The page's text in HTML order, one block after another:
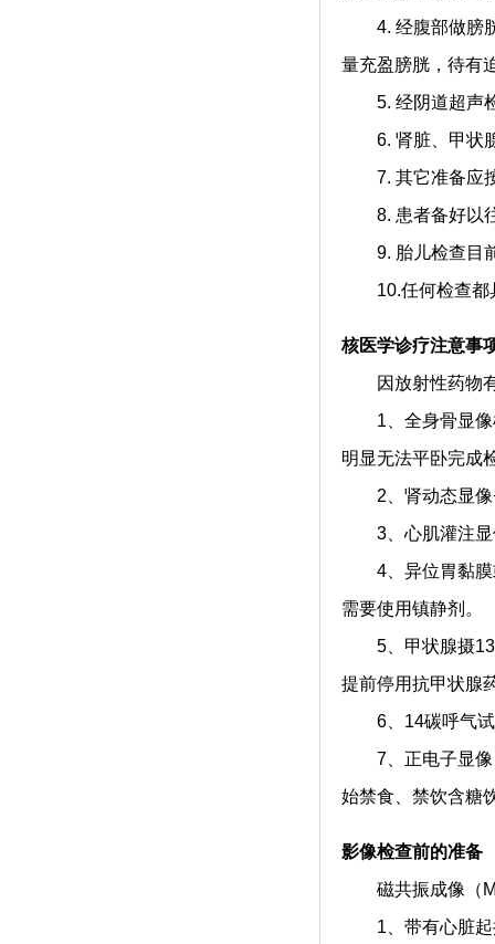
4. 经腹部做膀胱
量充盈膀胱，待有
5. 经阴道超声检
6. 肾脏、甲状腺
7. 其它准备应按
8. 患者备好以往
9. 胎儿检查目前
10.任何检查都具
核医学诊疗注意事
因放射性药物有
1、全身骨显像检
明显无法平卧完成
2、肾动态显像+
3、心肌灌注显像
4、异位胃黏膜或
需要使用镇静剂。
5、甲状腺摄131
提前停用抗甲状腺
6、14碳呼气试
7、正电子显像（
始禁食、禁饮含糖
影像检查前的准备
磁共振成像（
1、带有心脏起搏